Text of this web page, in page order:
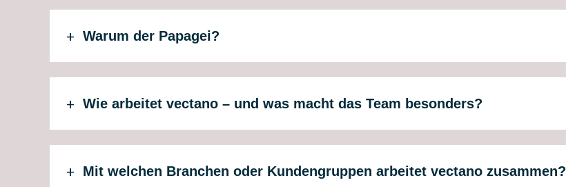
Warum der Papagei?
Wie arbeitet vectano – und was macht das Team besonders?
Mit welchen Branchen oder Kundengruppen arbeitet vectano zusammen?